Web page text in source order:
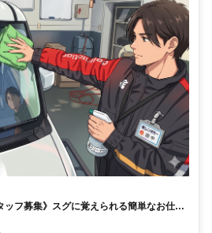
ッフ募集》スグに覚えられる簡単なお仕事
中★未経験OK！女性活躍中★土日祝出勤